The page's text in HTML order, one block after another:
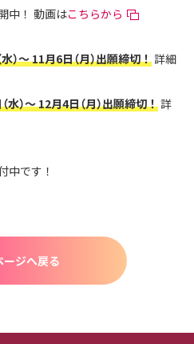
中！ 動画はこちらから
）～ 11月6日（月）出願締切！詳細
）～ 12月4日（月）出願締切！詳
中です！
ージへ戻る